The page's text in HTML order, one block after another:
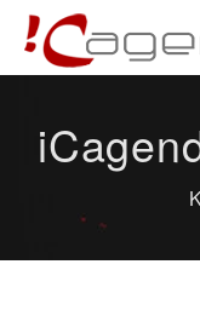
News